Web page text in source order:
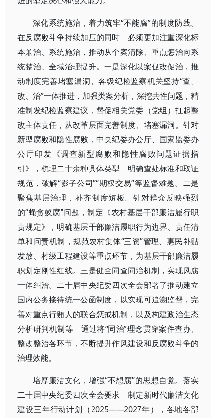
深化系统施治，着力筑牢“不能腐”的制度防线。
在反腐败斗争持续加压的同时，必须更加注重深化标
本兼治、系统施治，推动从个案清除、重点惩治向系
统整治、全域治理提升。一是深化以案促改促治，推
动制度完善堵塞漏洞。各级纪检监察机关坚持“查、
改、治”一体推进，加强类案分析，深挖共性问题，精
准制发纪检监察建议，督促相关党委（党组）扛起整
改主体责任，从改革层面完善制度、堵塞漏洞。针对
新型腐败和隐性腐败，中央纪委办公厅、国家监委办
公厅印发《调查新型腐败和隐性腐败问题证据指
引》，梳理二十余种具体类型，明确查处标准和取证
规范，破解“影子公司”“期权交易”等监督难题。二是
聚焦基层治理，补齐制度短板。针对群众反映强烈
的“蝇贪蚁腐”问题，制定《农村基层干部廉洁履行职
责规定》，明确基层干部廉洁履职行为边界、责任清
单和问责机制，规范农村集体“三资”管理、惠民补贴
发放、村级工程建设等重点环节，为基层干部廉洁履
职划定刚性红线。三是健全同查同治机制，实现风腐
一体纠治。二十届中央纪委四次全会部署了推动建立
国内公务接待统一公函制度，以实现可追溯监督，完
善对重点行贿人的联合惩戒机制，以及构建政治生态
分析研判机制等，通过将“同治”理念贯穿案件查办、
整改整治各环节，不断提升作风建设和反腐败斗争的
治理效能。
培厚廉洁文化，增强“不想腐”的思想自觉。落实
二十届中央纪委四次全会要求，制定新时代廉洁文化
建设三年行动计划（2025——2027年），各地各部